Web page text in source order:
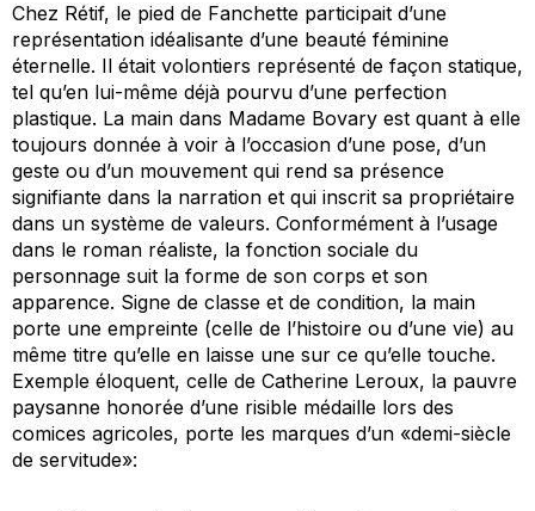
Chez Rétif, le pied de Fanchette participait d’une
représentation idéalisante d’une beauté féminine
éternelle. Il était volontiers représenté de façon statique,
tel qu’en lui-même déjà pourvu d’une perfection
plastique. La main dans Madame Bovary est quant à elle
toujours donnée à voir à l’occasion d’une pose, d’un
geste ou d’un mouvement qui rend sa présence
signifiante dans la narration et qui inscrit sa propriétaire
dans un système de valeurs. Conformément à l’usage
dans le roman réaliste, la fonction sociale du
personnage suit la forme de son corps et son
apparence. Signe de classe et de condition, la main
porte une empreinte (celle de l’histoire ou d’une vie) au
même titre qu’elle en laisse une sur ce qu’elle touche.
Exemple éloquent, celle de Catherine Leroux, la pauvre
paysanne honorée d’une risible médaille lors des
comices agricoles, porte les marques d’un «demi-siècle
de servitude»: